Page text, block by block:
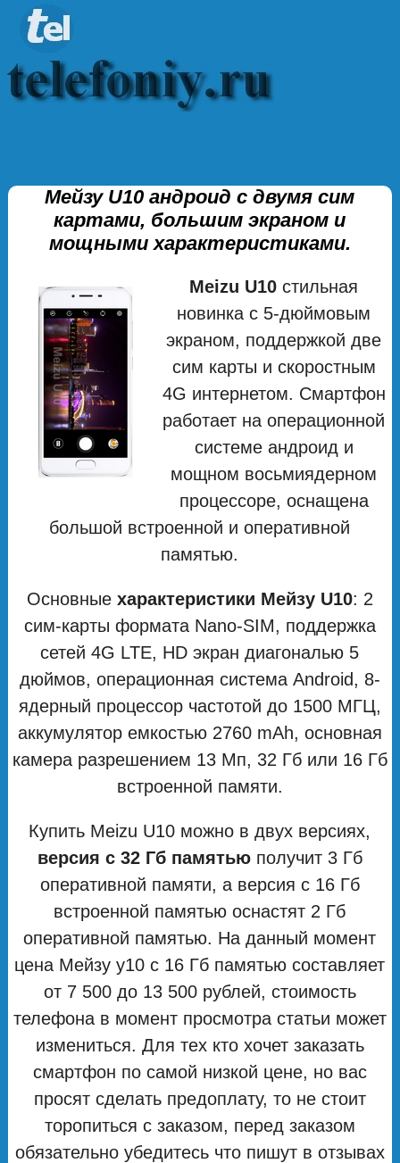
Мейзу U10 андроид с двумя сим
картами, большим экраном и
мощными характеристиками.
Meizu U10 стильная
новинка с 5-дюймовым
экраном, поддержкой две
сим карты и скоростным
4G интернетом. Смартфон
работает на операционной
системе андроид и
мощном восьмиядерном
процессоре, оснащена
большой встроенной и оперативной
памятью.
Основные характеристики Мейзу U10: 2
сим-карты формата Nano-SIM, поддержка
сетей 4G LTE, HD экран диагональю 5
дюймов, операционная система Android, 8-
ядерный процессор частотой до 1500 МГЦ,
аккумулятор емкостью 2760 mAh, основная
камера разрешением 13 Мп, 32 Гб или 16 Гб
встроенной памяти.
Купить Meizu U10 можно в двух версиях,
версия с 32 Гб памятьюполучит 3 Гб
оперативной памяти, а версия с 16 Гб
встроенной памятью оснастят 2 Гб
оперативной памятью. На данный момент
цена Мейзу у10 с 16 Гб памятью составляет
от 7 500 до 13 500 рублей, стоимость
телефона в момент просмотра статьи может
измениться. Для тех кто хочет заказать
смартфон по самой низкой цене, но вас
просят сделать предоплату, то не стоит
торопиться с заказом, перед заказом
обязательно убедитесь что пишут в отзывах